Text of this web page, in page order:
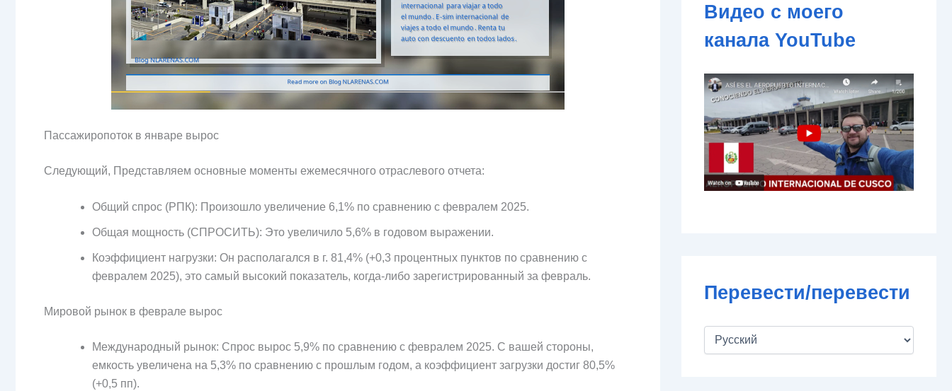
Пассажиропоток в январе вырос
Следующий, Представляем основные моменты ежемесячного отраслевого отчета:
Общий спрос (РПК): Произошло увеличение 6,1% по сравнению с февралем 2025.
Общая мощность (СПРОСИТЬ): Это увеличило 5,6% в годовом выражении.
Коэффициент нагрузки: Он располагался в г. 81,4% (+0,3 процентных пунктов по сравнению с
февралем 2025), это самый высокий показатель, когда-либо зарегистрированный за февраль.
Мировой рынок в феврале вырос
Международный рынок: Спрос вырос 5,9% по сравнению с февралем 2025. С вашей стороны,
емкость увеличена на 5,3% по сравнению с прошлым годом, а коэффициент загрузки достиг 80,5%
(+0,5 пп).
й
о
ы
Видео с моего
канала YouTube
Перевести/перевести